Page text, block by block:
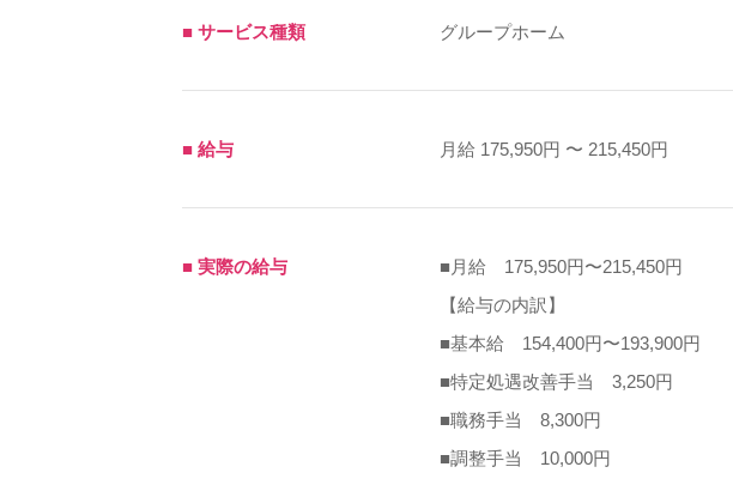
■ サービス種類 グループホーム
■ 給与 月給 175,950円 〜 215,450円
■ 実際の給与
■月給 175,950円〜215,450円
【給与の内訳】
■基本給 154,400円〜193,900円
■特定処遇改善手当 3,250円
■職務手当 8,300円
■調整手当 10,000円